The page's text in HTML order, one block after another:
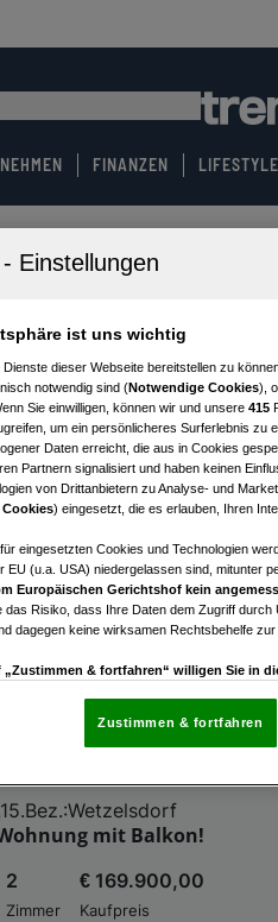
FINANZEN LIFESTYLE
Wohnung mit guter
2 € 743,64
mit Balkon!
2
Zimmer
€ 169.900,00
Kaufpreis
ist uns wichtig
Dienste dieser Webseite bereitstellen zu
notwendig sind (Notwendige Cookies),
Sie einwilligen, können wir und unsere 415
um ein persönlicheres Surferlebnis zu
Daten erreicht, die aus in Cookies
Partnern signalisiert und haben keinen
von Drittanbietern zu Analyse- und
) eingesetzt, die es erlauben, Ihren
eingesetzten Cookies und Technologien
EU (u.a. USA) niedergelassen sind, mitunter
Europäischen Gerichtshof kein
das Risiko, dass Ihre Daten dem Zugriff
dagegen keine wirksamen Rechtsbehelfe zur
„Zustimmen & fortfahren“ willigen Sie in
die sich auf jeder Seite unten im Footer
Partner verarbeiten Daten,
Standortdaten.
von Inhalten, Zielgruppenforschung sowie
(Lieferanten)
Zustimmen & fortfahren